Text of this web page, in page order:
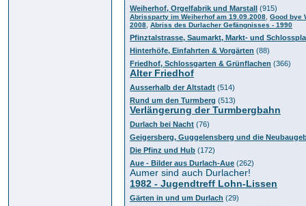
Weiherhof, Orgelfabrik und Marstall (915)
Abrissparty im Weiherhof am 19.09.2008 Good bye
2008 Abriss des Durlacher Gefängnisses - 1990
Pfinztalstrasse, Saumarkt, Markt- und
Hinterhöfe, Einfahrten & Vorgärten (88)
Friedhof, Schlossgarten & Grünflachen (366)
Alter Friedhof
Ausserhalb der Altstadt (514)
Rund um den Turmberg (513)
Verlängerung der Turmbergbahn
Durlach bei Nacht (76)
Geigersberg, Guggelensberg und die
Die Pfinz und Hub (172)
Aue - Bilder aus Durlach-Aue (262)
Aumer sind auch Durlacher!
1982 - Jugendtreff Lohn-Lissen
Gärten in und um Durlach (29)